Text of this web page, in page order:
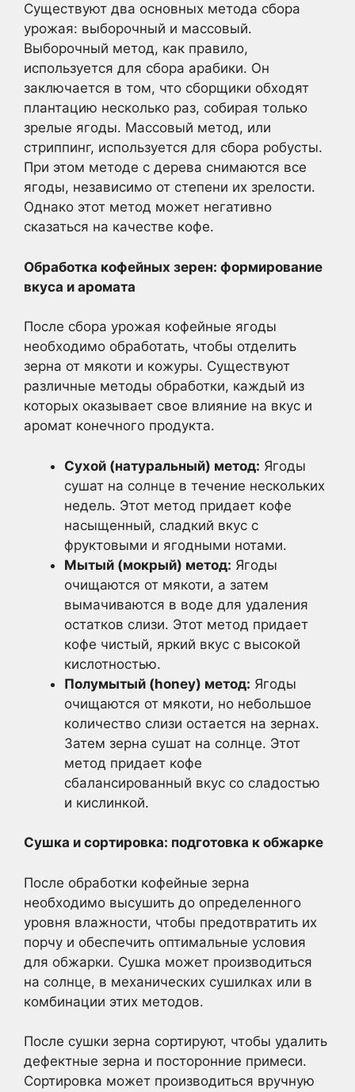
Существуют два основных метода сбора
урожая: выборочный и массовый.
Выборочный метод, как правило,
используется для сбора арабики. Он
заключается в том, что сборщики обходят
плантацию несколько раз, собирая только
зрелые ягоды. Массовый метод, или
стриппинг, используется для сбора робусты.
При этом методе с дерева снимаются все
ягоды, независимо от степени их зрелости.
Однако этот метод может негативно
сказаться на качестве кофе.
Обработка кофейных зерен: формирование
вкуса и аромата
После сбора урожая кофейные ягоды
необходимо обработать, чтобы отделить
зерна от мякоти и кожуры. Существуют
различные методы обработки, каждый из
которых оказывает свое влияние на вкус и
аромат конечного продукта.
Сухой (натуральный) метод: Ягоды
сушат на солнце в течение нескольких
недель. Этот метод придает кофе
насыщенный, сладкий вкус с
фруктовыми и ягодными нотами.
Мытый (мокрый) метод: Ягоды
очищаются от мякоти, а затем
вымачиваются в воде для удаления
остатков слизи. Этот метод придает
кофе чистый, яркий вкус с высокой
кислотностью.
Полумытый (honey) метод: Ягоды
очищаются от мякоти, но небольшое
количество слизи остается на зернах.
Затем зерна сушат на солнце. Этот
метод придает кофе
сбалансированный вкус со сладостью
и кислинкой.
Сушка и сортировка: подготовка к обжарке
После обработки кофейные зерна
необходимо высушить до определенного
уровня влажности, чтобы предотвратить их
порчу и обеспечить оптимальные условия
для обжарки. Сушка может производиться
на солнце, в механических сушилках или в
комбинации этих методов.
После сушки зерна сортируют, чтобы удалить
дефектные зерна и посторонние примеси.
Сортировка может производиться вручную